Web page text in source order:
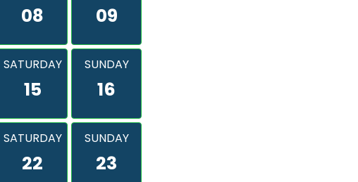
08 09
SATURDAY
15
SUNDAY
16
SATURDAY
22
SUNDAY
23